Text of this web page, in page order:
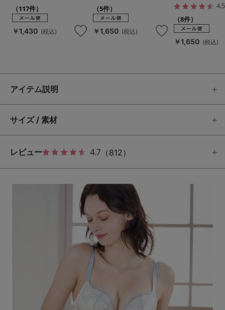
（117件）
￥1,430 (税込)
（5件）
￥1,650 (税込)
4.5
（8件）
￥1,650 (税込)
アイテム説明
サイズ / 素材
レビュー 4.7 （812）